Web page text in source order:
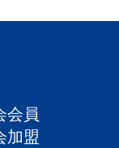
会員
加盟